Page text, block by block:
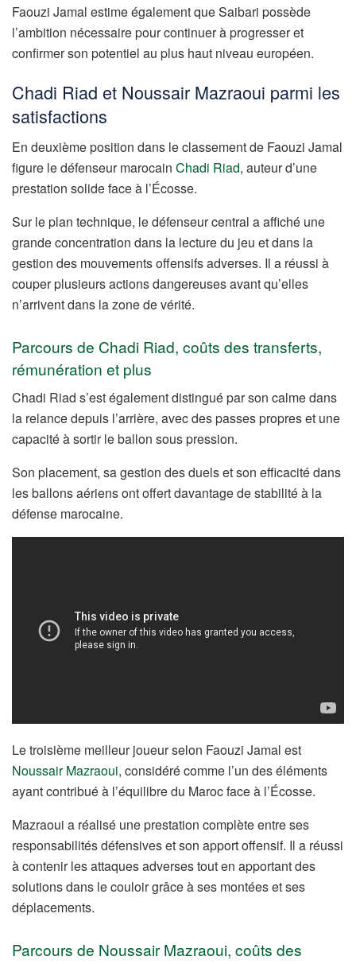
Faouzi Jamal estime également que Saibari possède
l’ambition nécessaire pour continuer à progresser et
confirmer son potentiel au plus haut niveau européen.
Chadi Riad et Noussair Mazraoui parmi les
satisfactions
En deuxième position dans le classement de Faouzi Jamal
figure le défenseur marocain Chadi Riad, auteur d’une
prestation solide face à l’Écosse.
Sur le plan technique, le défenseur central a affiché une
grande concentration dans la lecture du jeu et dans la
gestion des mouvements offensifs adverses. Il a réussi à
couper plusieurs actions dangereuses avant qu’elles
n’arrivent dans la zone de vérité.
Parcours de Chadi Riad, coûts des transferts,
rémunération et plus
Chadi Riad s’est également distingué par son calme dans
la relance depuis l’arrière, avec des passes propres et une
capacité à sortir le ballon sous pression.
Son placement, sa gestion des duels et son efficacité dans
les ballons aériens ont offert davantage de stabilité à la
défense marocaine.
Le troisième meilleur joueur selon Faouzi Jamal est
Noussair Mazraoui, considéré comme l’un des éléments
ayant contribué à l’équilibre du Maroc face à l’Écosse.
Mazraoui a réalisé une prestation complète entre ses
responsabilités défensives et son apport offensif. Il a réussi
à contenir les attaques adverses tout en apportant des
solutions dans le couloir grâce à ses montées et ses
déplacements.
Parcours de Noussair Mazraoui, coûts des